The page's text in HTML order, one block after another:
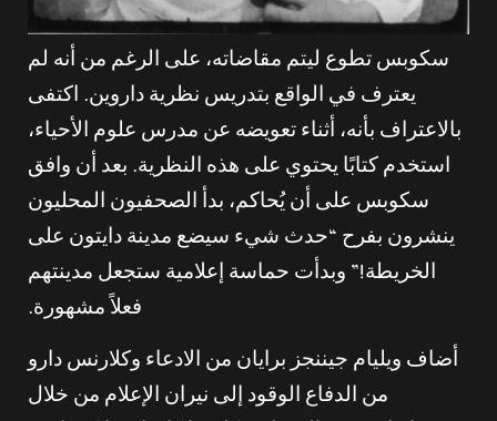
سكوبس تطوع ليتم مقاضاته، على الرغم من أنه لم
يعترف في الواقع بتدريس نظرية داروين. اكتفى
بالاعتراف بأنه، أثناء تعويضه عن مدرس علوم الأحياء،
استخدم كتابًا يحتوي على هذه النظرية. بعد أن وافق
سكوبس على أن يُحاكم، بدأ الصحفيون المحليون
ينشرون بفرح “حدث شيء سيضع مدينة دايتون على
الخريطة!” وبدأت حماسة إعلامية ستجعل مدينتهم
فعلاً مشهورة.
أضاف ويليام جيننجز برايان من الادعاء وكلارنس دارو
من الدفاع الوقود إلى نيران الإعلام من خلال